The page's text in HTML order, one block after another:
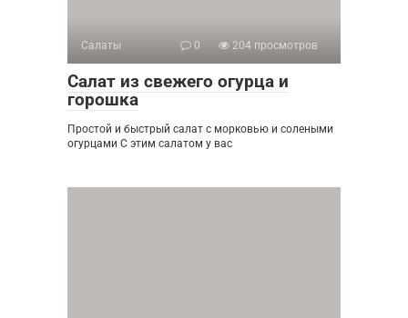
Салаты 0 204 просмотров
Салат из свежего огурца и
горошка
Простой и быстрый салат с морковью и солеными
огурцами С этим салатом у вас